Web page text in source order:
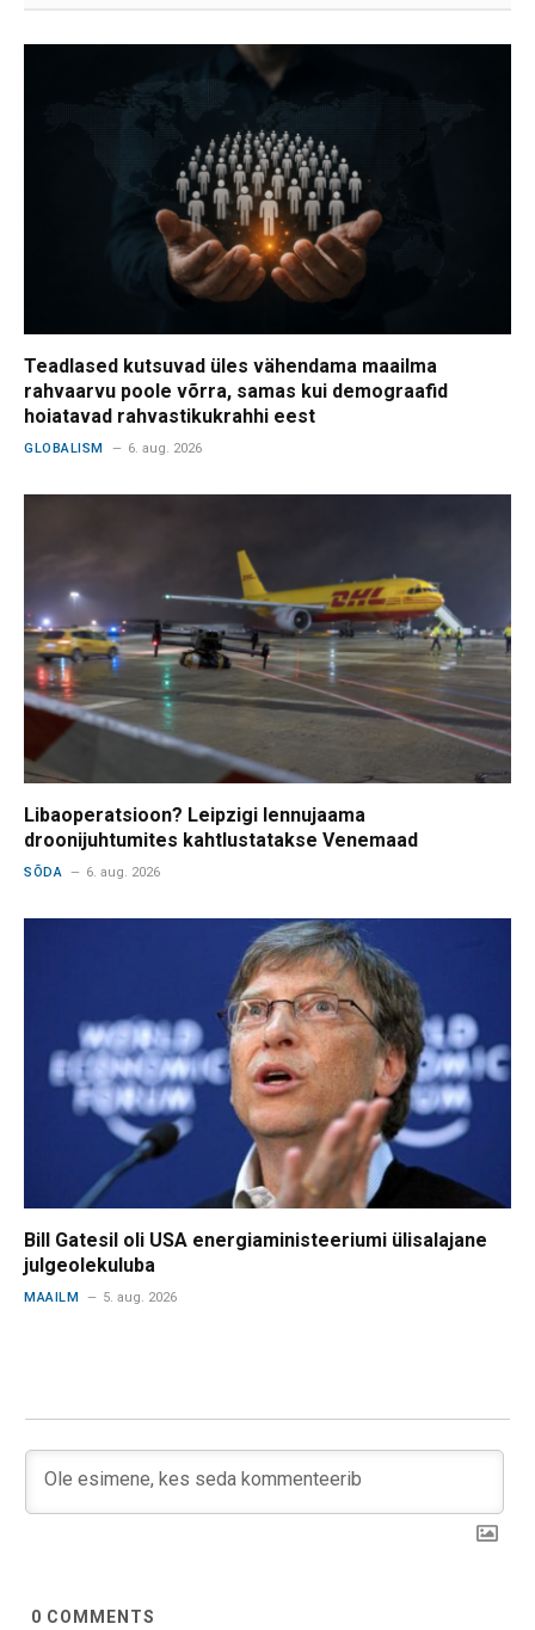
Teadlased kutsuvad üles vähendama maailma
rahvaarvu poole võrra, samas kui demograafid
hoiatavad rahvastikukrahhi eest
GLOBALISM 6. aug. 2026
Libaoperatsioon? Leipzigi lennujaama
droonijuhtumites kahtlustatakse Venemaad
SÕDA 6. aug. 2026
Bill Gatesil oli USA energiaministeeriumi ülisalajane
julgeolekuluba
MAAILM 5. aug. 2026
0 COMMENTS